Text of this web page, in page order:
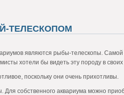
ТЕЛЕСКОПОМ
являются рыбы-телескопы. Самой
хотели бы видеть эту породу в
поскольку они очень прихотливы.
Для собственного аквариума можно